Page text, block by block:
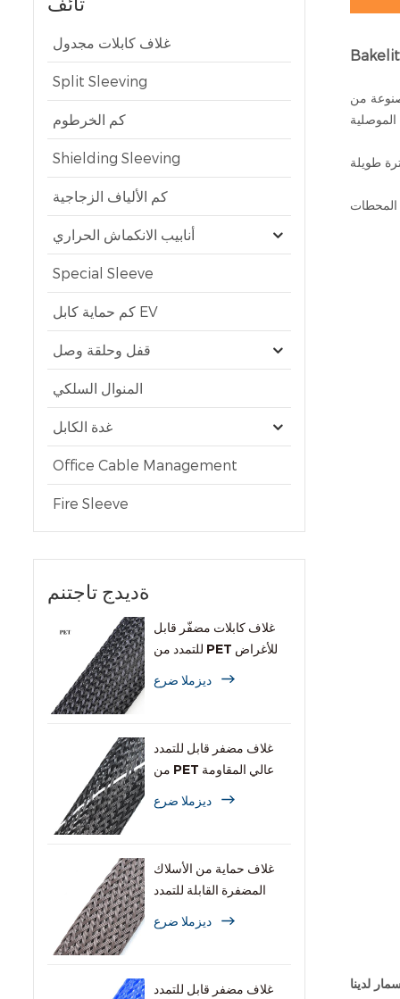
غلاف كابلات مجدول
Split Sleeving
كم الخرطوم
Shielding Sleeving
كم الألياف الزجاجية
أنابيب الانكماش الحراري
Special Sleeve
كم حماية كابل EV
قفل وحلقة وصل
المنوال السلكي
غدة الكابل
Office Cable Management
Fire Sleeve
ةديدج تاجتنم
غلاف كابلات مضفّر قابل
للتمدد من PET للأغراض
ديزملا ضرع
غلاف مضفر قابل للتمدد
من PET عالي المقاومة
ديزملا ضرع
غلاف حماية من الأسلاك
المضفرة القابلة للتمدد
ديزملا ضرع
غلاف مضفر قابل للتمدد
طويلة
لدينا